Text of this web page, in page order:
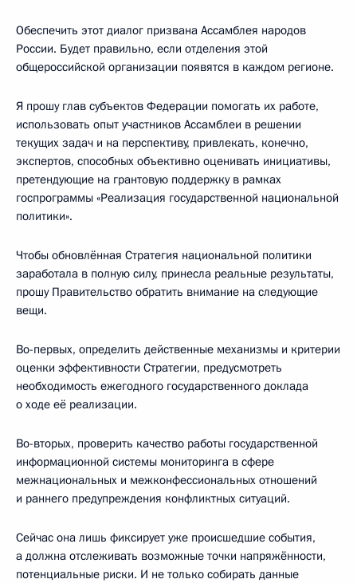
Обеспечить этот диалог призвана Ассамблея народов
России. Будет правильно, если отделения этой
общероссийской организации появятся в каждом регионе.
Я прошу глав субъектов Федерации помогать их работе,
использовать опыт участников Ассамблеи в решении
текущих задач и на перспективу, привлекать, конечно,
экспертов, способных объективно оценивать инициативы,
претендующие на грантовую поддержку в рамках
госпрограммы «Реализация государственной национальной
политики».
Чтобы обновлённая Стратегия национальной политики
заработала в полную силу, принесла реальные результаты,
прошу Правительство обратить внимание на следующие
вещи.
Во-первых, определить действенные механизмы и критерии
оценки эффективности Стратегии, предусмотреть
необходимость ежегодного государственного доклада
о ходе её реализации.
Во-вторых, проверить качество работы государственной
информационной системы мониторинга в сфере
межнациональных и межконфессиональных отношений
и раннего предупреждения конфликтных ситуаций.
Сейчас она лишь фиксирует уже происшедшие события,
а должна отслеживать возможные точки напряжённости,
потенциальные риски. И не только собирать данные